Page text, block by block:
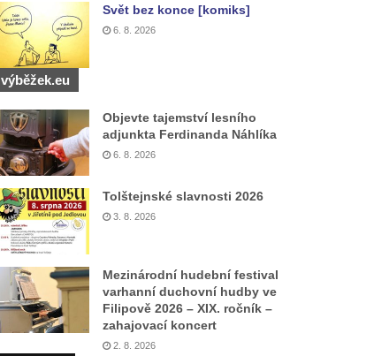
Svět bez konce [komiks]
6. 8. 2026
výběžek.eu
Objevte tajemství lesního
adjunkta Ferdinanda Náhlíka
6. 8. 2026
Tolštejnské slavnosti 2026
3. 8. 2026
Mezinárodní hudební festival
varhanní duchovní hudby ve
Filipově 2026 – XIX. ročník –
zahajovací koncert
2. 8. 2026